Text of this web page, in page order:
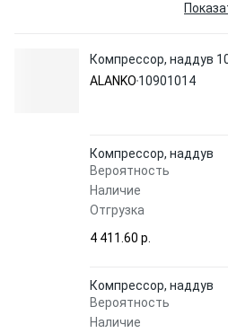
Компрессор, наддув
ALANKO 10901014
Компрессор, наддув
Вероятность
Наличие
Отгрузка
4 411.60 p.
Компрессор, наддув
Вероятность
Наличие